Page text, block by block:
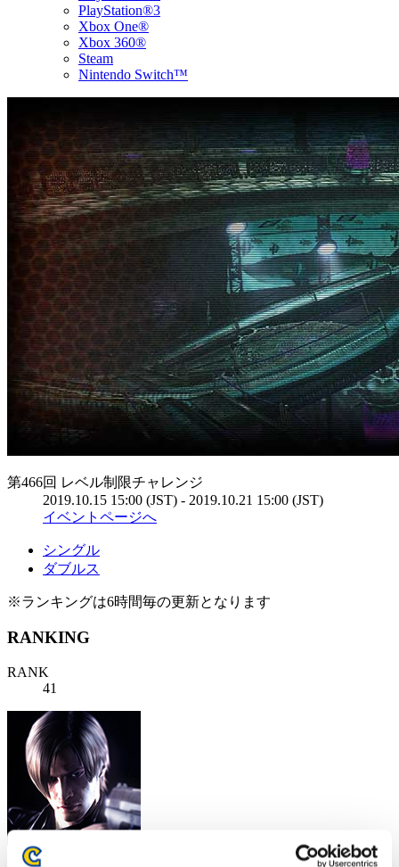
PlayStation®3
Xbox One®
Xbox 360®
Steam
Nintendo Switch™
第466回 レベル制限チャレンジ
2019.10.15 15:00 (JST) - 2019.10.21 15:00 (JST)
イベントページへ
シングル
ダブルス
※ランキングは6時間毎の更新となります
RANKING
RANK
41